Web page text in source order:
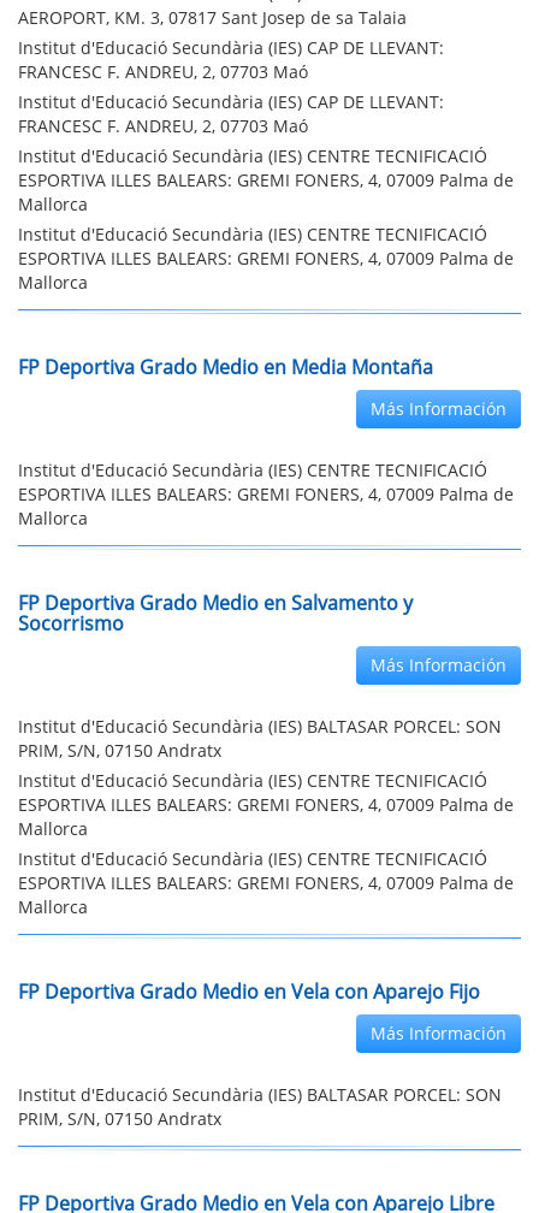
AEROPORT, KM. 3, 07817 Sant Josep de sa Talaia
Institut d'Educació Secundària (IES) CAP DE LLEVANT:
FRANCESC F. ANDREU, 2, 07703 Maó
Institut d'Educació Secundària (IES) CAP DE LLEVANT:
FRANCESC F. ANDREU, 2, 07703 Maó
Institut d'Educació Secundària (IES) CENTRE TECNIFICACIÓ
ESPORTIVA ILLES BALEARS: GREMI FONERS, 4, 07009 Palma de
Mallorca
Institut d'Educació Secundària (IES) CENTRE TECNIFICACIÓ
ESPORTIVA ILLES BALEARS: GREMI FONERS, 4, 07009 Palma de
Mallorca
FP Deportiva Grado Medio en Media Montaña
Más Información
Institut d'Educació Secundària (IES) CENTRE TECNIFICACIÓ
ESPORTIVA ILLES BALEARS: GREMI FONERS, 4, 07009 Palma de
Mallorca
FP Deportiva Grado Medio en Salvamento y
Socorrismo
Más Información
Institut d'Educació Secundària (IES) BALTASAR PORCEL: SON
PRIM, S/N, 07150 Andratx
Institut d'Educació Secundària (IES) CENTRE TECNIFICACIÓ
ESPORTIVA ILLES BALEARS: GREMI FONERS, 4, 07009 Palma de
Mallorca
Institut d'Educació Secundària (IES) CENTRE TECNIFICACIÓ
ESPORTIVA ILLES BALEARS: GREMI FONERS, 4, 07009 Palma de
Mallorca
FP Deportiva Grado Medio en Vela con Aparejo Fijo
Más Información
Institut d'Educació Secundària (IES) BALTASAR PORCEL: SON
PRIM, S/N, 07150 Andratx
FP Deportiva Grado Medio en Vela con Aparejo Libre